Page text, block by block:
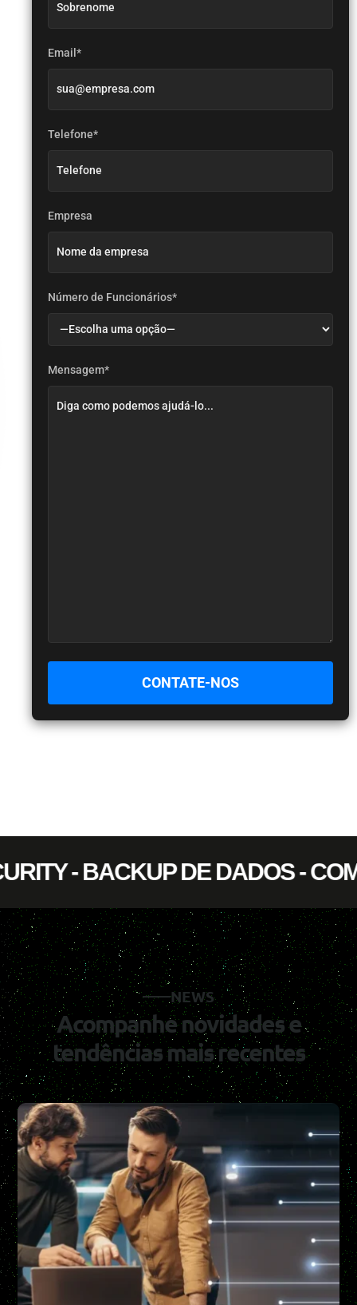
Email*
Telefone*
Empresa
Número de Funcionários*
Mensagem*
- BACKUP DE DADOS
NEWS
Acompanhe novidades e
tendências mais recentes